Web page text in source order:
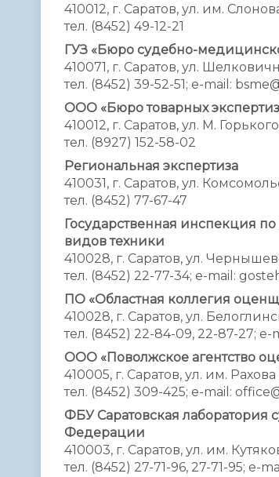
410012, г. Саратов, ул. им.
тел. (8452) 49-12-21
ГУЗ «Бюро судебно-
410071, г. Саратов, ул.
тел. (8452) 39-52-51; e-mail:
ООО «Бюро товарных
410012, г. Саратов, ул. М.
тел. (8927) 152-58-02
Региональная экспертиза
410031, г. Саратов, ул.
тел. (8452) 77-67-47
Государственная инспекция
видов техники
410028, г. Саратов, ул.
тел. (8452) 22-77-34; e-mail:
ПО «Областная коллегия
410028, г. Саратов, ул.
тел. (8452) 22-84-09, 22-87-27;
ООО «Поволжское агентство
410005, г. Саратов, ул. им. Рахова
тел. (8452) 309-425; e-mail:
ФБУ Саратовская
Федерации
410003, г. Саратов, ул. им.
тел. (8452) 27-71-96, 27-71-95;